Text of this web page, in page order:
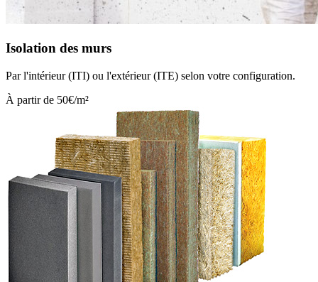
Isolation des murs
Par l'intérieur (ITI) ou l'extérieur (ITE) selon votre configuration.
À partir de 50€/m²